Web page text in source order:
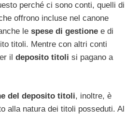
perché ci sono conti, quelli di
offrono incluse nel canone
le spese di gestione e di
titoli. Mentre con altri conti
il deposito titoli si pagano a
del deposito titoli, inoltre, è
alla natura dei titoli posseduti. Al